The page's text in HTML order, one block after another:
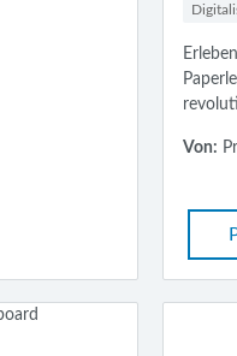
Von: